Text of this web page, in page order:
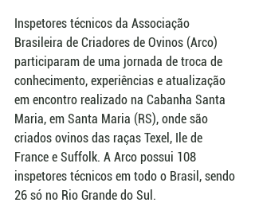
Inspetores técnicos da Associação
Brasileira de Criadores de Ovinos (Arco)
participaram de uma jornada de troca de
conhecimento, experiências e atualização
em encontro realizado na Cabanha Santa
Maria, em Santa Maria (RS), onde são
criados ovinos das raças Texel, Ile de
France e Suffolk. A Arco possui 108
inspetores técnicos em todo o Brasil, sendo
26 só no Rio Grande do Sul.